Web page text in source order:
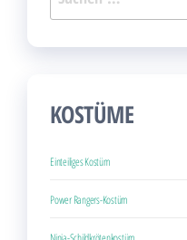
nach:
KOSTÜME
Einteiliges Kostüm
Power Rangers-Kostüm